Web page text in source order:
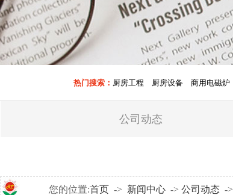
热门搜索： 厨房工程 厨房设备 商用电磁炉
公司动态
您的位置:首页 -> 新闻中心 -> 公司动态 ->